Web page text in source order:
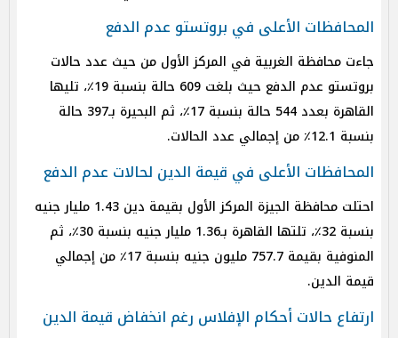
المحافظات الأعلى في بروتستو عدم الدفع
جاءت محافظة الغربية في المركز الأول من حيث عدد حالات
بروتستو عدم الدفع حيث بلغت 609 حالة بنسبة 19٪، تليها
القاهرة بعدد 544 حالة بنسبة 17٪، ثم البحيرة بـ397 حالة
بنسبة 12.1٪ من إجمالي عدد الحالات.
المحافظات الأعلى في قيمة الدين لحالات عدم الدفع
احتلت محافظة الجيزة المركز الأول بقيمة دين 1.43 مليار جنيه
بنسبة 32٪، تلتها القاهرة بـ1.36 مليار جنيه بنسبة 30٪، ثم
المنوفية بقيمة 757.7 مليون جنيه بنسبة 17٪ من إجمالي
قيمة الدين.
ارتفاع حالات أحكام الإفلاس رغم انخفاض قيمة الدين